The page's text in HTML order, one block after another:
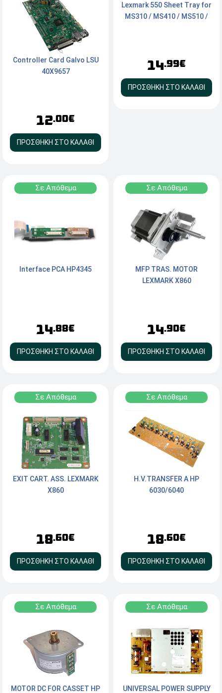
Controller Card Galvo LSU
40X9657
12.00€
ΠΡΟΣΘΗΚΗ ΣΤΟ ΚΑΛΑΘΙ
Lexmark 550 Sheet Tray for
MS310 / MS410 / MS510 /
14.99€
ΠΡΟΣΘΗΚΗ ΣΤΟ ΚΑΛΑΘΙ
Σε Απόθεμα
Interface PCA HP4345
14.88€
ΠΡΟΣΘΗΚΗ ΣΤΟ ΚΑΛΑΘΙ
Σε Απόθεμα
MFP TRAS. MOTOR
LEXMARK X860
14.90€
ΠΡΟΣΘΗΚΗ ΣΤΟ ΚΑΛΑΘΙ
Σε Απόθεμα
EXIT CART. ASS. LEXMARK
X860
18.60€
ΠΡΟΣΘΗΚΗ ΣΤΟ ΚΑΛΑΘΙ
Σε Απόθεμα
H.V.TRANSFER A HP
6030/6040
18.60€
ΠΡΟΣΘΗΚΗ ΣΤΟ ΚΑΛΑΘΙ
Σε Απόθεμα
MOTOR DC FOR CASSET HP
Σε Απόθεμα
UNIVERSAL POWER SUPPLY